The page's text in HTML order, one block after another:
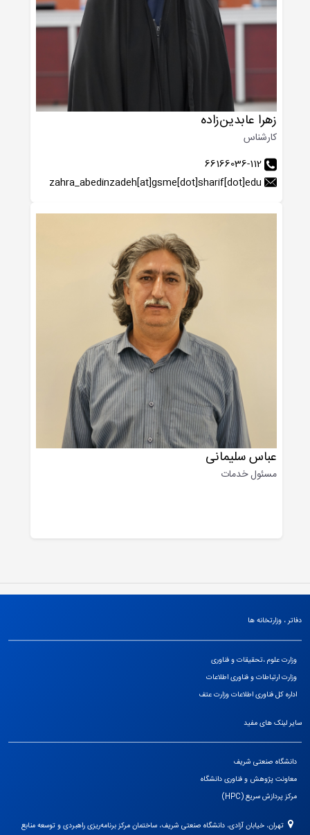
زهرا عابدین‌زاده
کارشناس
66166036-112
zahra_abedinzadeh[at]gsme[dot]sharif[dot]edu
عباس سلیمانی
مسئول خدمات
دفاتر ، وزارتخانه ها
وزارت علوم ،تحقیقات و فناوری
وزارت ارتباطات و فناوری اطلاعات
اداره کل فناوری اطلاعات وزارت عتف
سایر لینک های مفید
دانشگاه صنعتی شریف
معاونت پژوهش و فناوری دانشگاه
مرکز پردازش سریع (HPC)
تهران، خیابان آزادی، دانشگاه صنعتی شریف، ساختمان مرکز برنامه‌ریزی راهبردی و توسعه منابع